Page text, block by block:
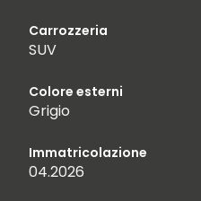
Carrozzeria
SUV
Colore esterni
Grigio
Immatricolazione
04.2026